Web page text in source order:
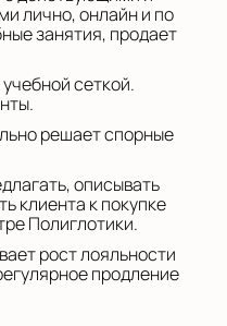
лично, онлайн и по
занятия, продает
сеткой.
решает спорные
описывать
клиента к покупке
Полиглотики.
рост лояльности
продление